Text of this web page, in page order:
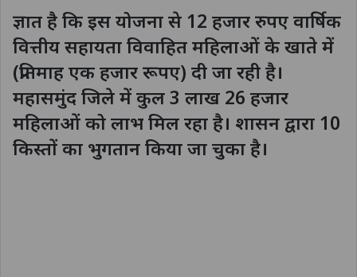
ज्ञात है कि इस योजना से 12 हजार रुपए वार्षिक
वित्तीय सहायता विवाहित महिलाओं के खाते में
(प्रतिमाह एक हजार रूपए) दी जा रही है।
महासमुंद जिले में कुल 3 लाख 26 हजार
महिलाओं को लाभ मिल रहा है। शासन द्वारा 10
किस्तों का भुगतान किया जा चुका है।